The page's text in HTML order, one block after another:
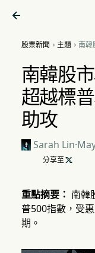

股票新聞  主題 南韓
南韓股
超越標
助攻
Sarah Lin·
分享至 
重點摘要： 南韓
普500指數，受
期。